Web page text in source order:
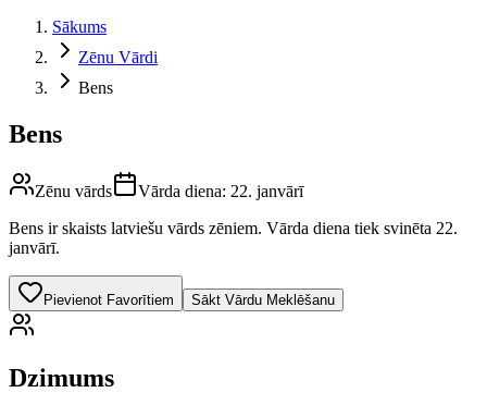
Sākums
Zēnu Vārdi
Bens
Bens
Zēnu vārds Vārda diena: 22. janvārī
Bens ir skaists latviešu vārds zēniem. Vārda diena tiek svinēta 22.
janvārī.
Pievienot Favorītiem Sākt Vārdu Meklēšanu
Dzimums